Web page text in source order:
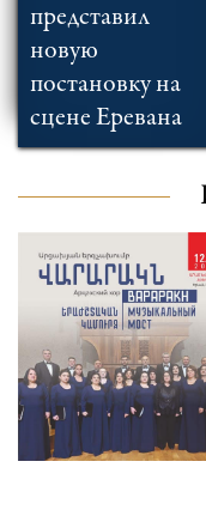
представил
новую
постановку на
сцене Еревана